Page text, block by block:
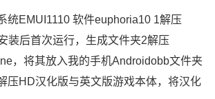
统EMUI1110 软件euphoria10 1解压
装后首次运行，生成文件夹2解压
，将其放入我的手机Androidobb文件夹
压HD汉化版与英文版游戏本体，将汉化